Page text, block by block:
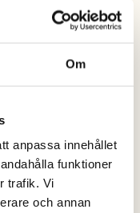
Om
anpassa innehållet
funktioner
trafik. Vi
och annan